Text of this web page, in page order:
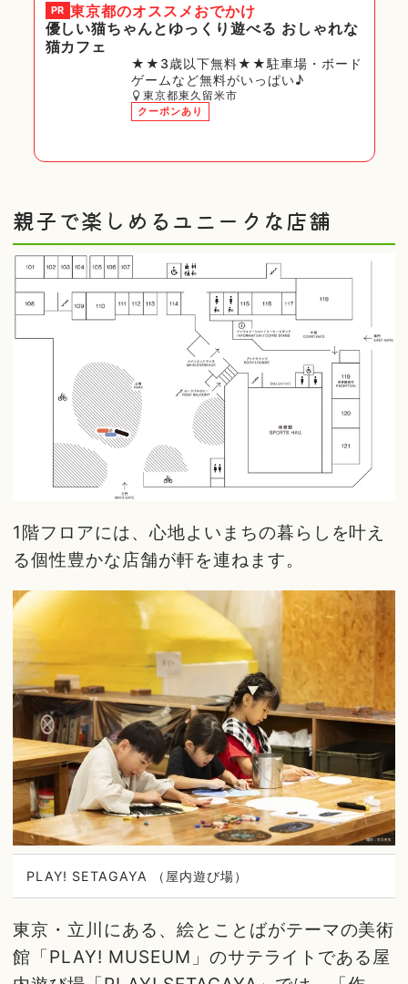
PR 東京都のオススメおでかけ
優しい猫ちゃんとゆっくり遊べる おしゃれな
猫カフェ
★★3歳以下無料★★駐車場・ボード
ゲームなど無料がいっぱい♪
東京都東久留米市
クーポンあり
親子で楽しめるユニークな店舗
1階フロアには、心地よいまちの暮らしを叶え
る個性豊かな店舗が軒を連ねます。
PLAY! SETAGAYA （屋内遊び場）
東京・立川にある、絵とことばがテーマの美術
館「PLAY! MUSEUM」のサテライトである屋